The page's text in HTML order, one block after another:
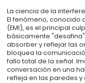
La ciencia de la
El fenómeno,
(EMI), es el principal
básicamente
absorber y reflejar las
bloquea la
fallo total de la señal.
conversación en una
refleja en las paredes y